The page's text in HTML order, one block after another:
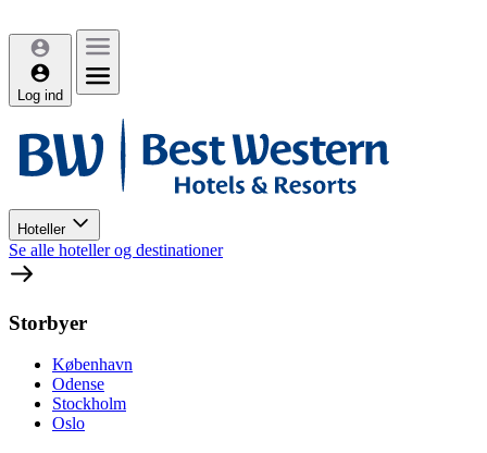
Log ind
Hoteller
Se alle hoteller og destinationer
Storbyer
København
Odense
Stockholm
Oslo